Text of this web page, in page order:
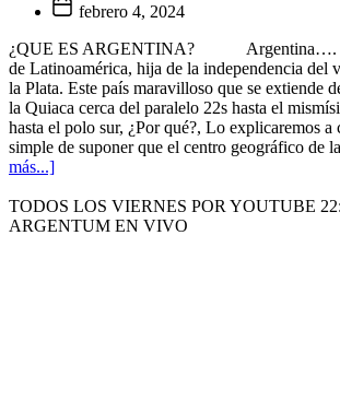
febrero 4, 2024
¿QUE ES ARGENTINA? Argentina….
de Latinoamérica, hija de la independencia del
la Plata. Este país maravilloso que se extiende
la Quiaca cerca del paralelo 22s hasta el
hasta el polo sur, ¿Por qué?, Lo explicaremos a
simple de suponer que el centro geográfico de
más...]
TODOS LOS VIERNES POR YOUTUBE
ARGENTUM EN VIVO